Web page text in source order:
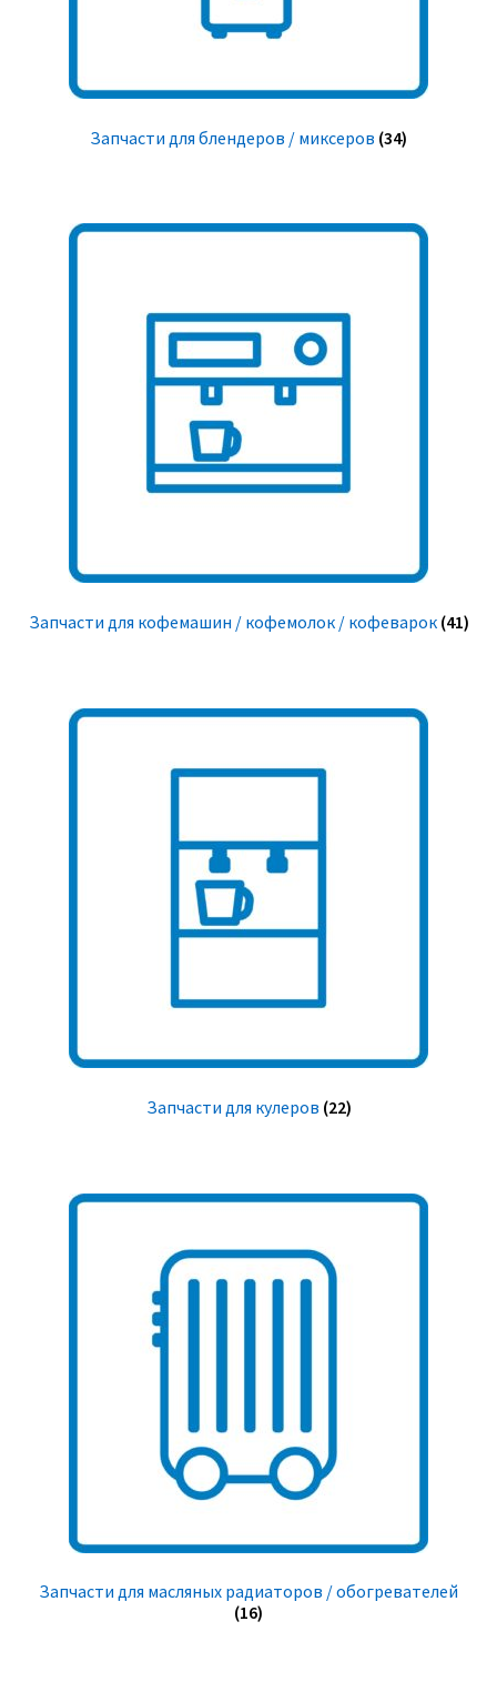
Запчасти для блендеров / миксеров (34)
Запчасти для кофемашин / кофемолок / кофеварок (41)
Запчасти для кулеров (22)
Запчасти для масляных радиаторов / обогревателей
(16)